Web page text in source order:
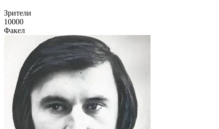
Зрители
10000
Факел